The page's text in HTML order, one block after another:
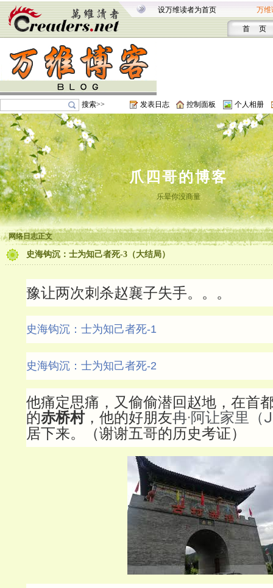
设万维读者为首页 万维
首 页
搜索>> 发表日志 控制面板 个人相册
爪四哥的博客
乐晕你没商量
网络日志正文
史海钩沉：士为知己者死-3（大结局）
豫让两次刺杀赵襄子失手。。。
史海钩沉：士为知己者死-1
史海钩沉：士为知己者死-2
他痛定思痛，又偷偷潜回赵地，在首
的赤桥村，他的好朋友冉·阿让家里（
居下来。（谢谢五哥的历史考证）